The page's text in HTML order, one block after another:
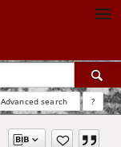
Advanced search ?